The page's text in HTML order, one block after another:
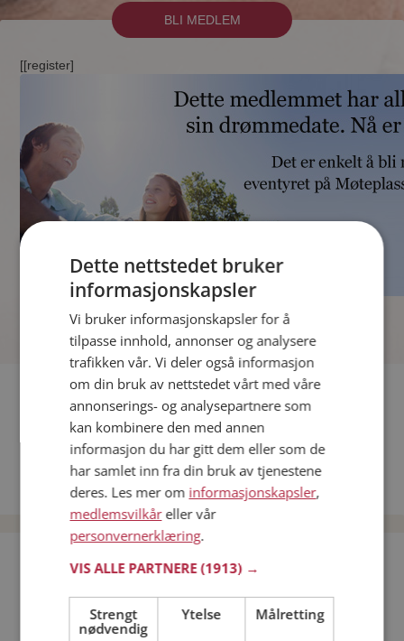
BLI MEDLEM
[[register]
Fler single
Date menn i Norge
Date kvinner i Norge
Bli medlem gratis!
Jeg er en: Mann Kvinne
Dette nettstedet bruker
informasjonskapsler
Vi bruker informasjonskapsler for å
tilpasse innhold, annonser og analysere
trafikken vår. Vi deler også informasjon
om din bruk av nettstedet vårt med våre
annonserings- og analysepartnere som
kan kombinere den med annen
informasjon du har gitt dem eller som de
har samlet inn fra din bruk av tjenestene
deres. Les mer om informasjonskapsler,
medlemsvilkåreller vår
personvernerklæring.
VIS ALLE PARTNERE(1913) →
Strengt
nødvendig
Ytelse Målretting